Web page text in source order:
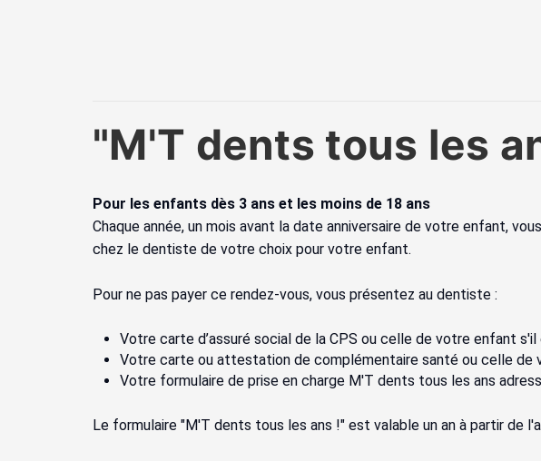
"M'T dents tous les
Pour les enfants dès 3 ans et les moins de 18 ans
Chaque année, un mois avant la date anniversaire de votre enfant,
chez le dentiste de votre choix pour votre enfant.
Pour ne pas payer ce rendez-vous, vous présentez au dentiste :
Votre carte d’assuré social de la CPS ou celle de votre enfant s'il
Votre carte ou attestation de complémentaire santé ou celle de
Votre formulaire de prise en charge M'T dents tous les ans
Le formulaire "M'T dents tous les ans !" est valable un an à partir de